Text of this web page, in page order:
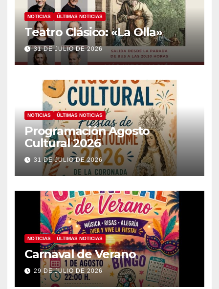
NOTICIAS ÚLTIMAS NOTICIAS
Teatro Clásico: «La Olla»
31 DE JULIO DE 2026
NOTICIAS ÚLTIMAS NOTICIAS
Programación Agosto
Cultural 2026
31 DE JULIO DE 2026
NOTICIAS ÚLTIMAS NOTICIAS
Carnaval de Verano
29 DE JULIO DE 2026